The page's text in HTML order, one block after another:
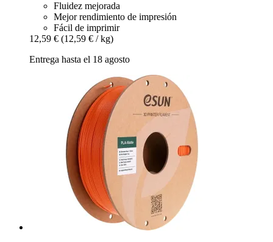
Fluidez mejorada
Mejor rendimiento de impresión
Fácil de imprimir
12,59 € (12,59 € / kg)
Entrega hasta el 18 agosto